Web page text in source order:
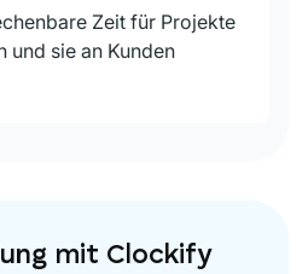
Zeit für Projekte
und sie an Kunden
mit Clockify